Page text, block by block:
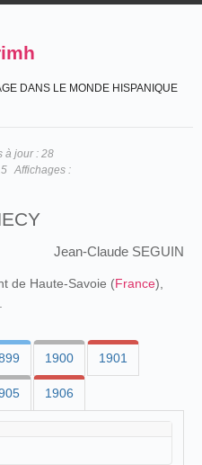
DANS LE MONDE HISPANIQUE
à jour : 28
Affichages :
Jean-Claude SEGUIN
de Haute-Savoie (France),
1900 1901
1906